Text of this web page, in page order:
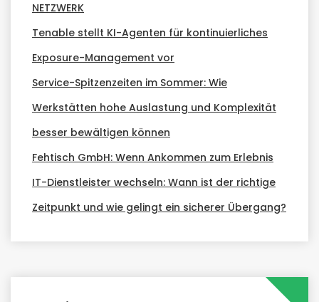
NETZWERK
Tenable stellt KI-Agenten für kontinuierliches
Exposure-Management vor
Service-Spitzenzeiten im Sommer: Wie
Werkstätten hohe Auslastung und Komplexität
besser bewältigen können
Fehtisch GmbH: Wenn Ankommen zum Erlebnis
IT-Dienstleister wechseln: Wann ist der richtige
Zeitpunkt und wie gelingt ein sicherer Übergang?